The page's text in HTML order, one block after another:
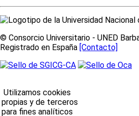
© Consorcio Universitario - UNED
Registrado en España [Contacto]
Utilizamos cookies
propias y de terceros
para fines analíticos